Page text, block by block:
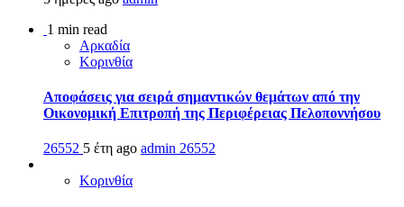
1 min read
Αρκαδία
Κορινθία
Αποφάσεις για σειρά σημαντικών θεμάτων από την
Οικονομική Επιτροπή της Περιφέρειας Πελοποννήσου
26552 5 έτη ago admin 26552
Κορινθία